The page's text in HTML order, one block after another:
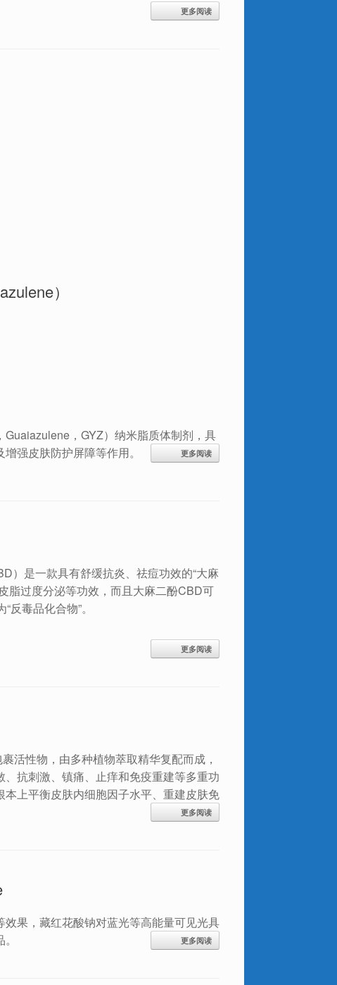
更多阅读
）
，GYZ）纳米脂质体制剂，具
强皮肤防护屏障等作用。
更多阅读
）是一款具有舒缓抗炎、祛痘功效的“大麻
脂过度分泌等功效，而且大麻二酚CBD可
毒品化合物”。
更多阅读
活性物，由多种植物萃取精华复配而成，
抗刺激、镇痛、止痒和免疫重建等多重功
上平衡皮肤内细胞因子水平、重建皮肤免
更多阅读
果，藏红花酸钠对蓝光等高能量可见光具
更多阅读